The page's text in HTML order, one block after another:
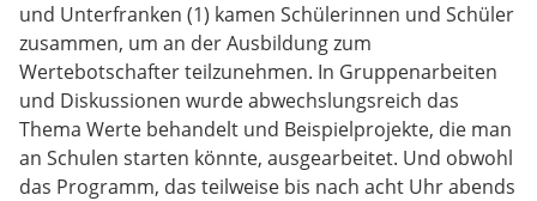
und Unterfranken (1) kamen Schülerinnen und Schüler
zusammen, um an der Ausbildung zum
Wertebotschafter teilzunehmen. In Gruppenarbeiten
und Diskussionen wurde abwechslungsreich das
Thema Werte behandelt und Beispielprojekte, die man
an Schulen starten könnte, ausgearbeitet. Und obwohl
das Programm, das teilweise bis nach acht Uhr abends